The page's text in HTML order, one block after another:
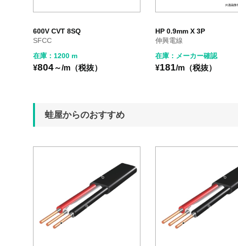
600V CVT 8SQ
SFCC
在庫：1200 m
¥804～/m（税抜）
HP 0.9mm X 3P
伸興電線
在庫：メーカー確認
¥181/m（税抜）
蛙屋からのおすすめ